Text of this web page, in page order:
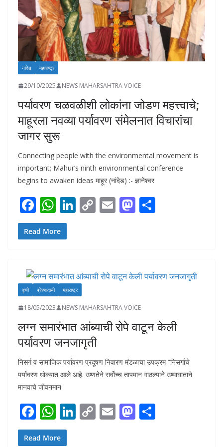
नांदेड महाराष्ट्र
29/10/2025 NEWS MAHARSAHTRA VOICE
पर्यावरण चळवळीशी लोकांना जोडण महत्त्वाचे;
माहूरला नवव्या पर्यावरण संमेलनात विचारांचा
जागर सुरू
Connecting people with the environmental movement is
important; Mahur’s ninth environmental conference
begins to awaken ideas माहूर (नांदेड) :- ज्ञानेश्वर
F
ac
e
o
o
k
W
h
at
A
p
p
Li
dI
n
C
Li
n
k
E M
o
n
Read More
कृषी प्रेरणादायी महाराष्ट्र
18/05/2023 NEWS MAHARSAHTRA VOICE
लग्न समारंभात आंब्याची रोपे वाटून केली
पर्यावरण जनजागृती
निसर्ग व सामाजिक पर्यावरण प्रदूषण निवारण मंडळाचा उपक्रम “निसर्गाचे
पर्यावरण धोक्यात आले आहे. उष्णतेने सर्वोच्च तापमान गाठल्याने उष्माघाताने
मानवाचे जीवनमान
F
ac
W
h
Li C E M
Read More